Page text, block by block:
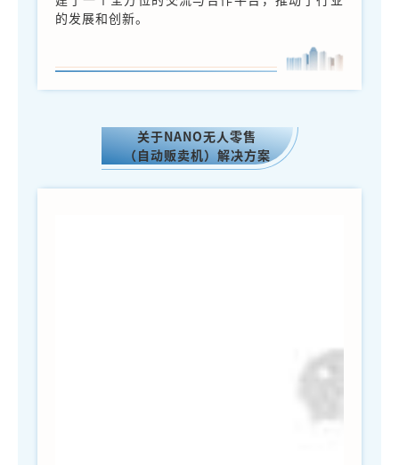
的发展和创新。
关于NANO无人零售
（自动贩卖机）解决方案